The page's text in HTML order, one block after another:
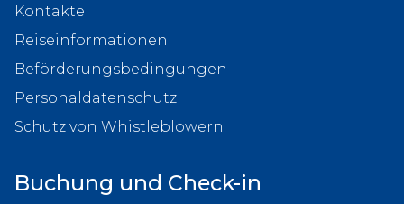
Kontakte
Reiseinformationen
Beförderungsbedingungen
Personaldatenschutz
Schutz von Whistleblowern
Buchung und Check-in